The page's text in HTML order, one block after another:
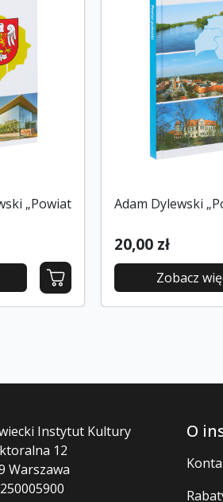
„Powiat
Adam Dylewski
20,00 zł
Zobacz
Instytut Kultury
12
Warszawa
O